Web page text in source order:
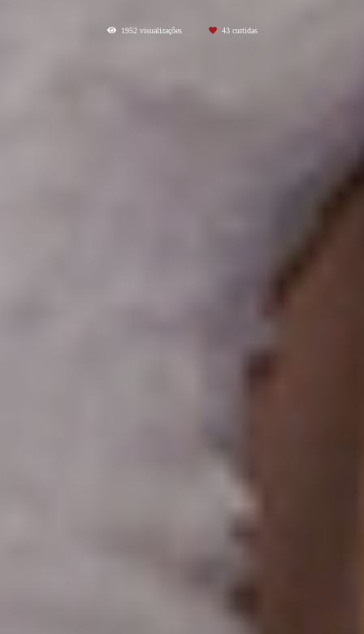
1952visualizações 43curtidas